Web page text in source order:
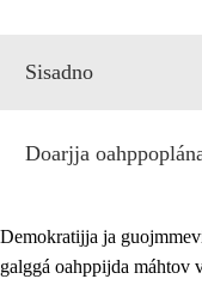
Sisadno
Doarjja
Demokratijja ja
galggá oahppijda máhtov